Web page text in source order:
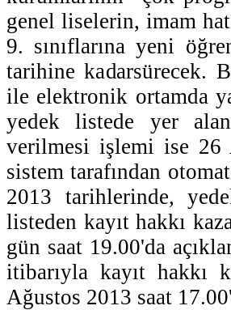
genel liselerin, imam
9. sınıflarına yeni
tarihine kadarsürecek.
ile elektronik ortamda
yedek listede yer
verilmesi işlemi ise 26
sistem tarafından
2013 tarihlerinde,
listeden kayıt hakkı
gün saat 19.00'da
itibarıyla kayıt hakkı
Ağustos 2013 saat